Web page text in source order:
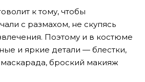
к тому, чтобы
с размахом, не скупясь
Поэтому и в костюме
и яркие детали — блестки,
броский макияж